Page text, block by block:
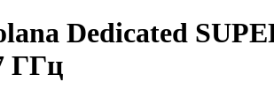
Dedicated
ГГц